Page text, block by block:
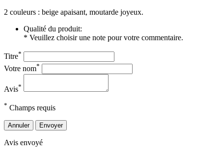
2 couleurs : beige apaisant, moutarde joyeux.
Qualité du produit:
* Veuillez choisir une note pour votre commentaire.
Titre*
Votre nom*
Avis*
* Champs requis
Annuler Envoyer
Avis envoyé